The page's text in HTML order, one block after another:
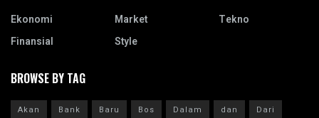
Ekonomi
Finansial
Market
Style
Tekno
BROWSE BY TAG
Akan Bank Baru Bos Dalam dan Dari